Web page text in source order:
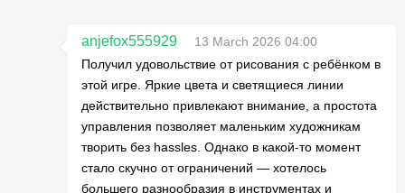
anjefox555929
13 March 2026 04:00
Получил удовольствие от рисования с ребёнком в
этой игре. Яркие цвета и светящиеся линии
действительно привлекают внимание, а простота
управления позволяет маленьким художникам
творить без hassles. Однако в какой-то момент
стало скучно от ограничений — хотелось
большего разнообразия в инструментах и